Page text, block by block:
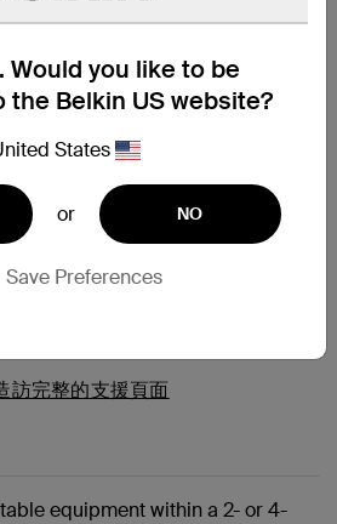
Would you like to be
the Belkin US website?
States
or NO
Save Preferences
訪完整的支援頁面
equipment within a 2- or 4-